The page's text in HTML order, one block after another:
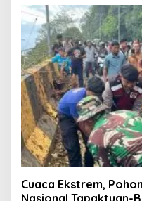
Cuaca Ekstrem,